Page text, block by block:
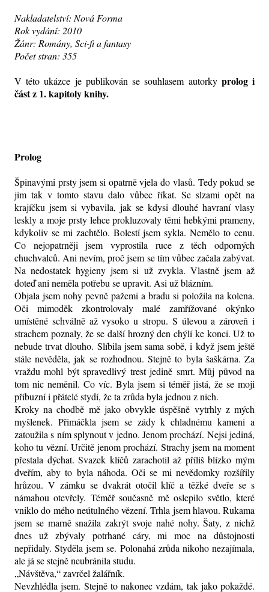
Nakladatelství: Nová Forma
Rok vydání: 2010
Žánr: Romány, Sci-fi a fantasy
Počet stran: 355
V této ukázce je publikován se souhlasem autorky prolog i
část z 1. kapitoly knihy.
Prolog
Špinavými prsty jsem si opatrně vjela do vlasů. Tedy pokud se
jim tak v tomto stavu dalo vůbec říkat. Se slzami opět na
krajíčku jsem si vybavila, jak se kdysi dlouhé havraní vlasy
leskly a moje prsty lehce prokluzovaly těmi hebkými prameny,
kdykoliv se mi zachtělo. Bolestí jsem sykla. Nemělo to cenu.
Co nejopatrněji jsem vyprostila ruce z těch odporných
chuchvalců. Ani nevím, proč jsem se tím vůbec začala zabývat.
Na nedostatek hygieny jsem si už zvykla. Vlastně jsem až
doteď ani neměla potřebu se upravit. Asi už blázním.
Objala jsem nohy pevně pažemi a bradu si položila na kolena.
Oči mimoděk zkontrolovaly malé zamřížované okýnko
umístěné schválně až vysoko u stropu. S úlevou a zároveň i
strachem poznaly, že se další hrozný den chýlí ke konci. Už to
nebude trvat dlouho. Slíbila jsem sama sobě, i když jsem ještě
stále nevěděla, jak se rozhodnou. Stejně to byla šaškárna. Za
vraždu mohl být spravedlivý trest jedině smrt. Můj původ na
tom nic neměnil. Co víc. Byla jsem si téměř jistá, že se moji
příbuzní i přátelé stydí, že ta zrůda byla jednou z nich.
Kroky na chodbě mě jako obvykle úspěšně vytrhly z mých
myšlenek. Přimáčkla jsem se zády k chladnému kameni a
zatoužila s ním splynout v jedno. Jenom prochází. Nejsi jediná,
koho tu vězní. Určitě jenom prochází. Strachy jsem na moment
přestala dýchat. Svazek klíčů zarachotil až příliš blízko mým
dveřím, aby to byla náhoda. Oči se mi nevědomky rozšířily
hrůzou. V zámku se dvakrát otočil klíč a těžké dveře se s
námahou otevřely. Téměř současně mě oslepilo světlo, které
vniklo do mého neútulného vězení. Trhla jsem hlavou. Rukama
jsem se marně snažila zakrýt svoje nahé nohy. Šaty, z nichž
dnes už zbývaly potrhané cáry, mi moc na důstojnosti
nepřidaly. Styděla jsem se. Polonahá zrůda nikoho nezajímala,
ale já se stejně neubránila studu.
„Návštěva,“ zavrčel žalářník.
Nevzhlédla jsem. Stejně to nakonec vzdám, tak jako pokaždé.